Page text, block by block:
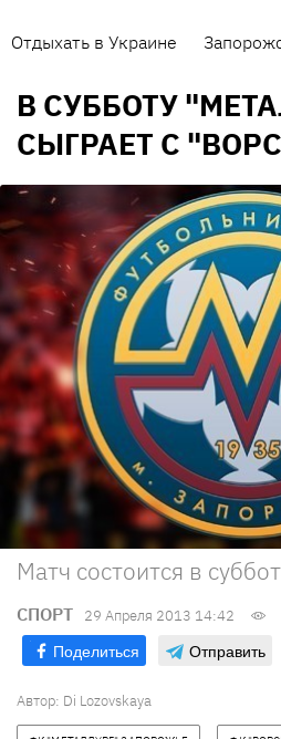
Отдыхать в Украине
В СУББОТУ
СЫГРАЕТ С
Матч состоится в
СПОРТ 29 Апреля 2013 14:42
Поделиться Отправить
Автор: Di Lozovskaya